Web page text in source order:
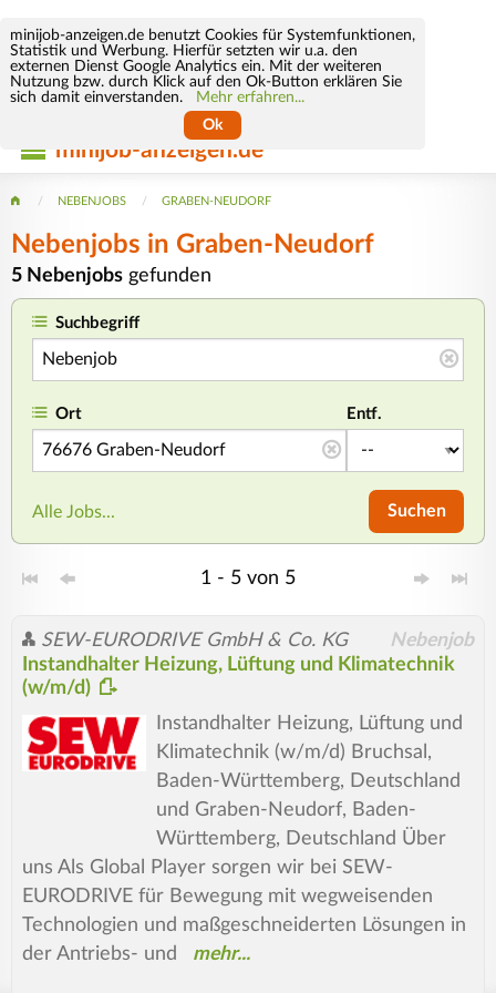
minijob-anzeigen.de benutzt Cookies für Systemfunktionen,
Statistik und Werbung. Hierfür setzten wir u.a. den
externen Dienst Google Analytics ein. Mit der weiteren
Nutzung bzw. durch Klick auf den Ok-Button erklären Sie
sich damit einverstanden.
Mehr erfahren...
Ok
minijob-anzeigen.de
NEBENJOBS GRABEN-NEUDORF
Nebenjobs in Graben-Neudorf
5 Nebenjobs gefunden
Suchbegriff
Ort Entf.
Alle Jobs... Suchen
1 - 5 von 5
SEW-EURODRIVE GmbH & Co. KG Nebenjob
Instandhalter Heizung, Lüftung und Klimatechnik
(w/m/d)
Instandhalter Heizung, Lüftung und
Klimatechnik (w/m/d) Bruchsal,
Baden-Württemberg, Deutschland
und Graben-Neudorf, Baden-
Württemberg, Deutschland Über
uns Als Global Player sorgen wir bei SEW-
EURODRIVE für Bewegung mit wegweisenden
Technologien und maßgeschneiderten Lösungen in
der Antriebs- und